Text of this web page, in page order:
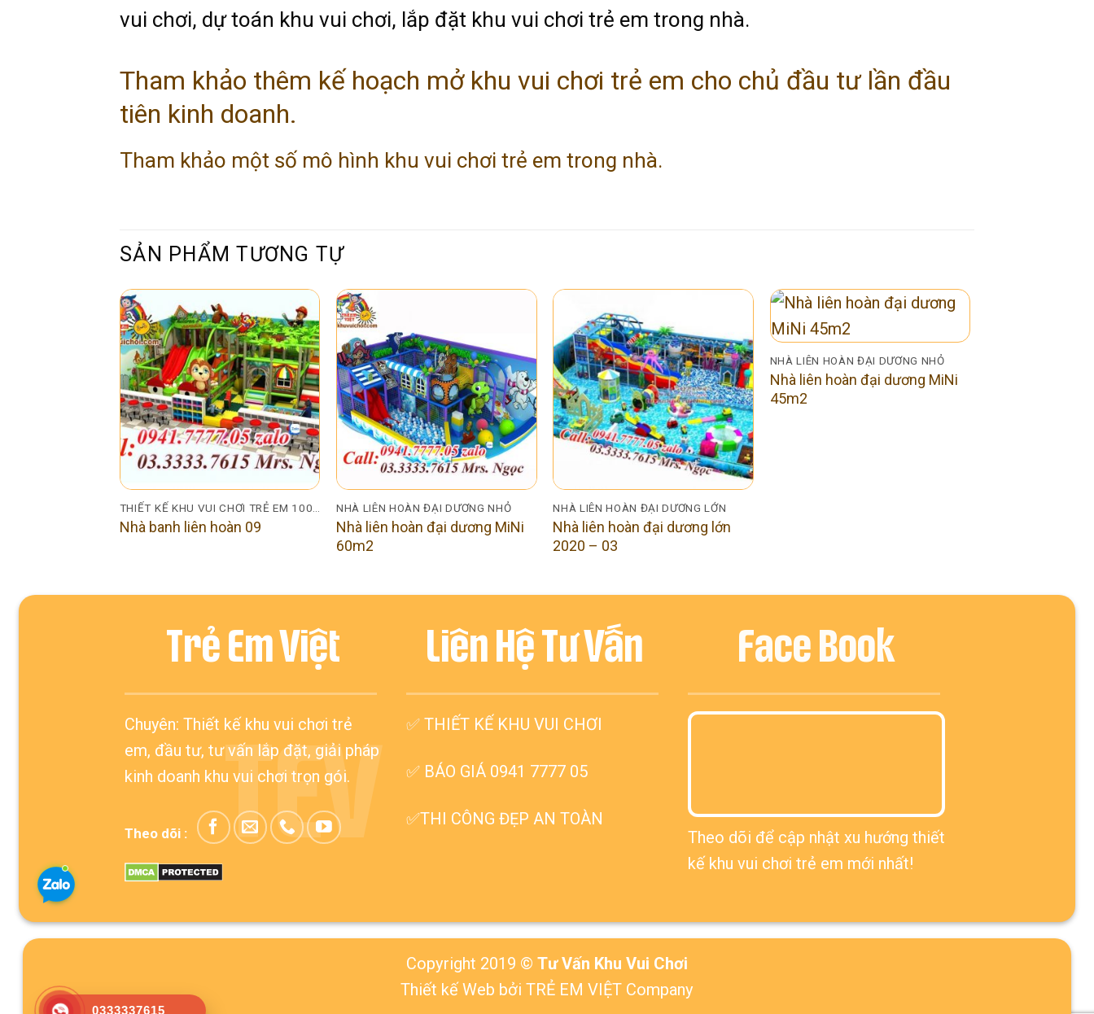
vui chơi, dự toán khu vui chơi, lắp đặt khu vui chơi trẻ em trong nhà.
Tham khảo thêm kế hoạch mở khu vui chơi trẻ em cho chủ đầu tư lần đầu
tiên kinh doanh.
Tham khảo một số mô hình khu vui chơi trẻ em trong nhà.
SẢN PHẨM TƯƠNG TỰ
Nhà banh liên hoàn 09
NHÀ LIÊN HOÀN ĐẠI DƯƠNG NHỎ
Nhà liên hoàn đại dương MiNi
60m2
NHÀ LIÊN HOÀN ĐẠI DƯƠNG LỚN
Nhà liên hoàn đại dương lớn
2020 – 03
NHÀ LIÊN HOÀN ĐẠI DƯƠNG NHỎ
Nhà liên hoàn đại dương MiNi
45m2
Trẻ Em Việt
Chuyên: Thiết kế khu vui chơi trẻ
em, đầu tư, tư vấn lắp đặt, giải pháp
kinh doanh khu vui chơi trọn gói.
Theo dõi : TEV
Liên Hệ Tư Vấn
✅THIẾT KẾ KHU VUI CHƠI
✅ BÁO GIÁ 0941 7777 05
✅THI CÔNG ĐẸP AN TOÀN
Face Book
Theo dõi để cập nhật xu hướng thiết
kế khu vui chơi trẻ em mới nhất!
Copyright 2019 © Tư Vấn Khu Vui Chơi
Thiết kế Web bởi TRẺ EM VIỆT Company
0333337615